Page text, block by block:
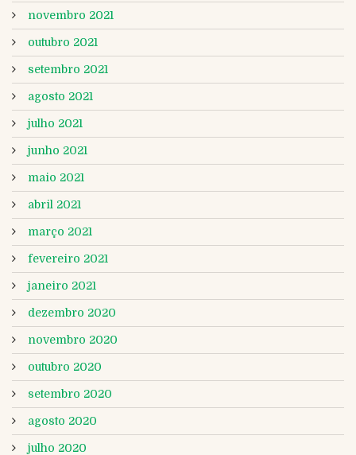
novembro 2021
outubro 2021
setembro 2021
agosto 2021
julho 2021
junho 2021
maio 2021
abril 2021
março 2021
fevereiro 2021
janeiro 2021
dezembro 2020
novembro 2020
outubro 2020
setembro 2020
agosto 2020
julho 2020